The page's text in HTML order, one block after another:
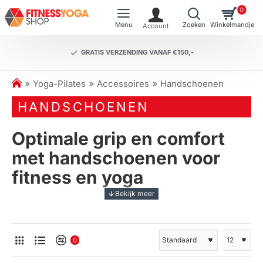
GRATIS VERZENDING VANAF €150,-
0
h
o
m
Yoga-Pilates Accessoires Handschoenen
HANDSCHOENEN
Optimale grip en comfort
met handschoenen voor
fitness en yoga
Bij het beoefenen van yoga, pilates of andere
kun je jouw oefeningen nog
beter uitvoeren dankzij de grip-anti-slip technologie.
Deze handschoenen zijn speciaal ontworpen om
0